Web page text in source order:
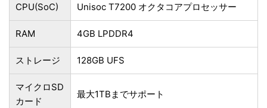
CPU(SoC) Unisoc T7200 オクタコアプロセッサー
RAM 4GB LPDDR4
ストレージ 128GB UFS
マイクロSD
カード
最大1TBまでサポート